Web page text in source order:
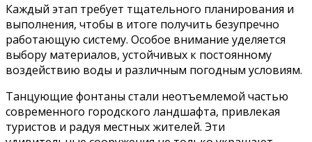
Каждый этап требует тщательного планирования и
выполнения, чтобы в итоге получить безупречно
работающую систему. Особое внимание уделяется
выбору материалов, устойчивых к постоянному
воздействию воды и различным погодным условиям.
Танцующие фонтаны стали неотъемлемой частью
современного городского ландшафта, привлекая
туристов и радуя местных жителей. Эти